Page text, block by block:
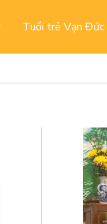
Tuổi trẻ Vạn Đức